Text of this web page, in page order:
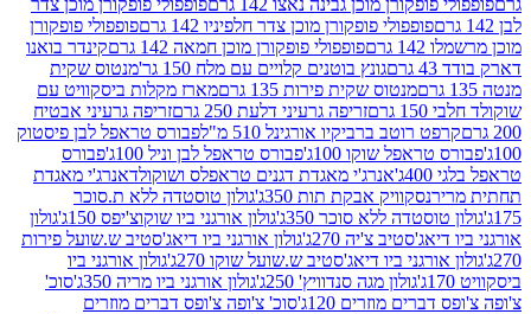
מוכן גבינה נאצו 142 גרם
פופפולי פופקורן מוכן צדר
פופפולי פופקורן מוכן צדר חלפיניו 142 גרם
פופפולי פופקורן
גרם
פופפולי פופקורן מוכן חמאה 142 גרם
קינדר בואנו
גונץ בוטנים קלויים עם מלח 150 גר'
מנטוס שקית
מנטוס שקית פירות 135 גרם
מארז מקלות ביסקוויט עם
זריפה גרעיני דלעת 250 גרם
זריפה גרעיני אבטיח
רוטב ברביקיו אורגינל 510 מ"ל
פבורס טראפל לבן פיסטוק
שוקו 100ג'
פבורס טראפל לבן וניל 100ג'
פבורס
אנרג'י מאגדת דגנים טראפלס ושוקולדאנרג'י מאגדת
נסקוויק אבקת תות 350ג'
גולון טוסטדה ללא ת.סוכר
ללא סוכר 350ג'
גולון אורגני ביו שוקוצ'יפס 150ג'
גולון
צ'יה 270ג'
גולון אורגני ביו דיאג'סטיב ש.שועל פירות
ביו דיאג'סטיב ש.שועל שוקו 270ג'
גולון אורגני ביו
גולון מגה סנדוויץ' 250ג'
גולון אורגני ביו מריה 350ג'
סוכ'
מוזרים 120ג'
סוכ' צ'ופה צ'ופס דברים מוזרים